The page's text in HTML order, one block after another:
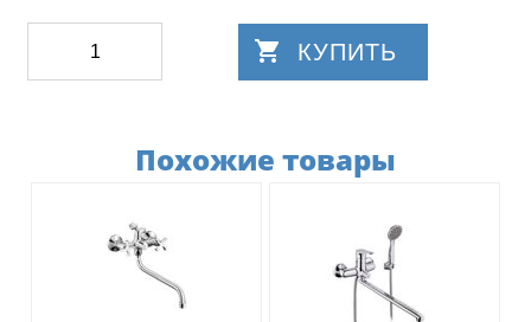
КУПИТЬ
Похожие товары